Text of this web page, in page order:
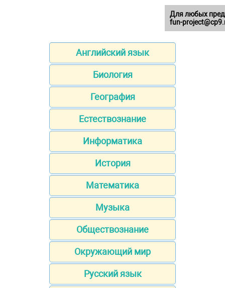
Английский язык
Биология
География
Естествознание
Информатика
История
Математика
Музыка
Обществознание
Окружающий мир
Русский язык
Для любых
fun-